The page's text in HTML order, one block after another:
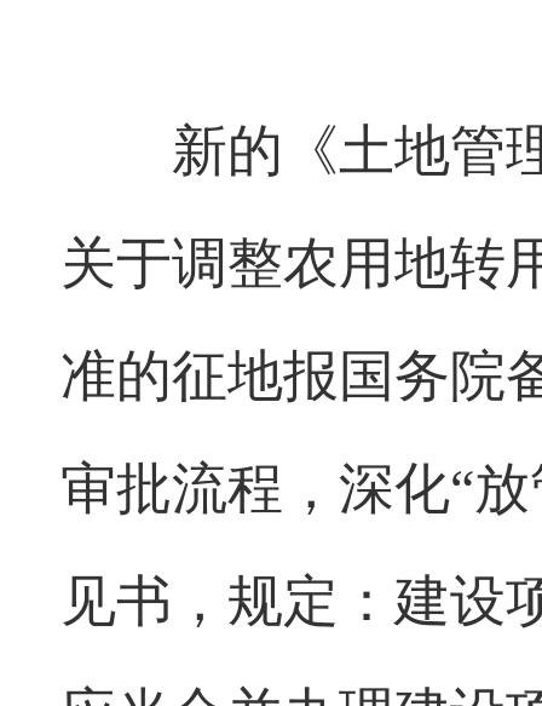
新的《土地管
关于调整农用地转
准的征地报国务院
审批流程，深化“
见书，规定：建设